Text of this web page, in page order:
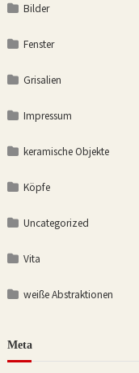
Bilder
Fenster
Grisalien
Impressum
keramische Objekte
Köpfe
Uncategorized
Vita
weiße Abstraktionen
Meta